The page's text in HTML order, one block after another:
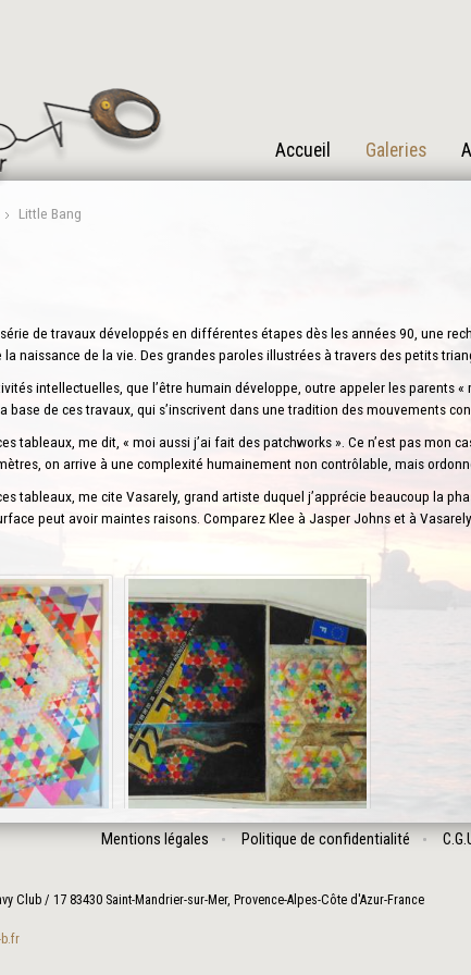
Accueil Galeries
Little Bang
de travaux développés en différentes étapes dès les années 90, une
naissance de la vie. Des grandes paroles illustrées à travers des petits
intellectuelles, que l’être humain développe, outre appeler les parents «
base de ces travaux, qui s’inscrivent dans une tradition des mouvements
tableaux, me dit, « moi aussi j’ai fait des patchworks ». Ce n’est pas mon
on arrive à une complexité humainement non contrôlable, mais
tableaux, me cite Vasarely, grand artiste duquel j’apprécie beaucoup la
peut avoir maintes raisons. Comparez Klee à Jasper Johns et à
Mentions légales Politique de confidentialité
Club / 17 83430 Saint-Mandrier-sur-Mer, Provence-Alpes-Côte d'Azur-France